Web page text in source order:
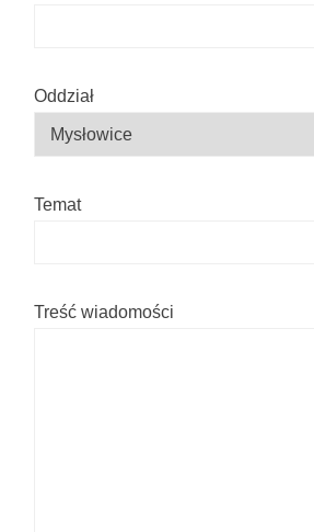
Oddział
Temat
Treść wiadomości